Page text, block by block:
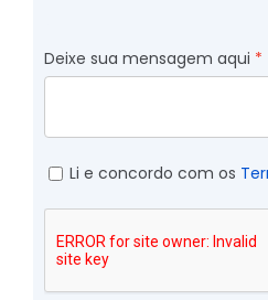
Deixe sua mensagem aqui
Li e concordo com os